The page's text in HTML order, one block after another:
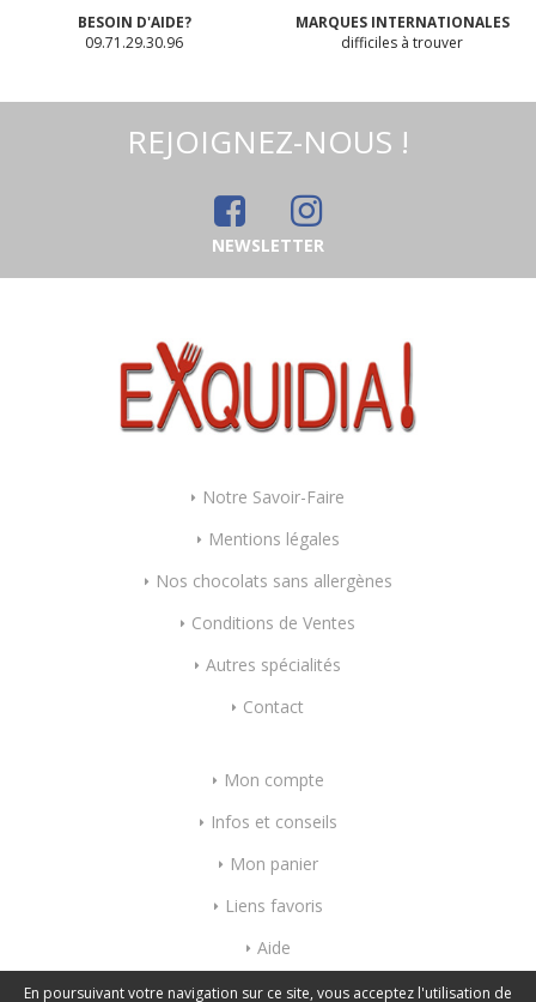
BESOIN D'AIDE?
09.71.29.30.96
MARQUES INTERNATIONALES
difficiles à trouver
REJOIGNEZ-NOUS !
NEWSLETTER
Notre Savoir-Faire
Mentions légales
Nos chocolats sans allergènes
Conditions de Ventes
Autres spécialités
Contact
Mon compte
Infos et conseils
Mon panier
Liens favoris
Aide
Index mots-clés
En poursuivant votre navigation sur ce site, vous acceptez l'utilisation de